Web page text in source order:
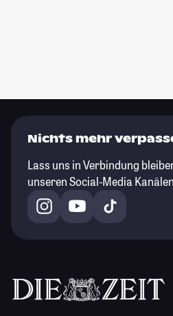
Nichts mehr
Lass uns in Verbindung
unseren Social-Media